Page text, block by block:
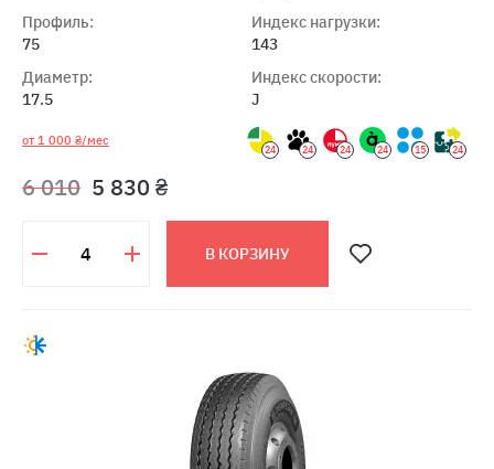
Профиль:
75
Диаметр:
17.5
Индекс нагрузки:
143
Индекс скорости:
J
от 1 000 ₴/мес
24 24 24 24 15 24
6 010 5 830 ₴
В КОРЗИНУ